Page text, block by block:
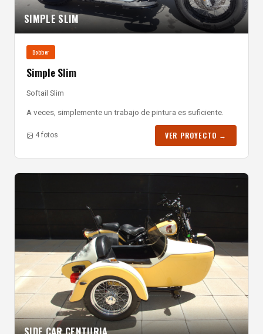
SIMPLE SLIM
Bobber
Simple Slim
Softail Slim
A veces, simplemente un trabajo de pintura es suficiente.
4 fotos VER PROYECTO →